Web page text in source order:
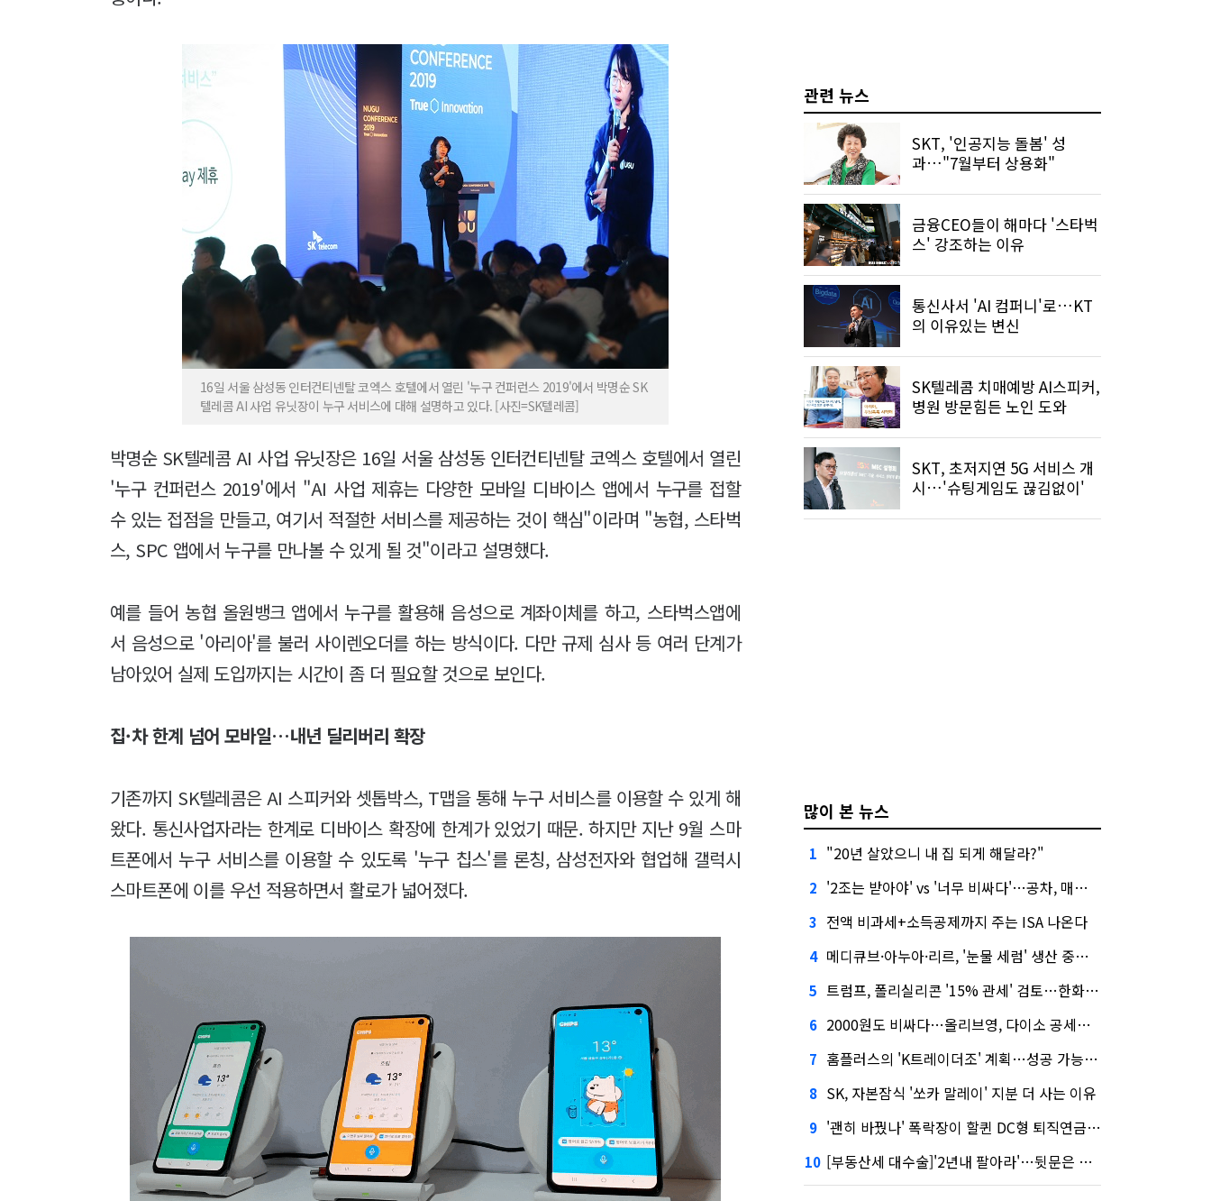
16일 서울 삼성동 인터컨티넨탈 코엑스 호텔에서 열린 '누구 컨퍼런스 2019'에서 박명순 SK
텔레콤 AI 사업 유닛장이 누구 서비스에 대해 설명하고 있다. [사진=SK텔레콤]
박명순 SK텔레콤 AI 사업 유닛장은 16일 서울 삼성동 인터컨티넨탈 코엑스 호텔에서 열린
'누구 컨퍼런스 2019'에서 "AI 사업 제휴는 다양한 모바일 디바이스 앱에서 누구를 접할
수 있는 접점을 만들고, 여기서 적절한 서비스를 제공하는 것이 핵심"이라며 "농협, 스타벅
스, SPC 앱에서 누구를 만나볼 수 있게 될 것"이라고 설명했다.
예를 들어 농협 올원뱅크 앱에서 누구를 활용해 음성으로 계좌이체를 하고, 스타벅스앱에
서 음성으로 '아리아'를 불러 사이렌오더를 하는 방식이다. 다만 규제 심사 등 여러 단계가
남아있어 실제 도입까지는 시간이 좀 더 필요할 것으로 보인다.
집·차 한계 넘어 모바일…내년 딜리버리 확장
기존까지 SK텔레콤은 AI 스피커와 셋톱박스, T맵을 통해 누구 서비스를 이용할 수 있게 해
왔다. 통신사업자라는 한계로 디바이스 확장에 한계가 있었기 때문. 하지만 지난 9월 스마
트폰에서 누구 서비스를 이용할 수 있도록 '누구 칩스'를 론칭, 삼성전자와 협업해 갤럭시
스마트폰에 이를 우선 적용하면서 활로가 넓어졌다.
관련 뉴스
SKT, '인공지능 돌봄' 성
과…"7월부터 상용화"
금융CEO들이 해마다 '스타벅
스' 강조하는 이유
통신사서 'AI 컴퍼니'로…KT
의 이유있는 변신
SK텔레콤 치매예방 AI스피커,
병원 방문힘든 노인 도와
SKT, 초저지연 5G 서비스 개
시…'슈팅게임도 끊김없이'
많이 본 뉴스
1 "20년 살았으니 내 집 되게 해달라?"
2 '2조는 받아야' vs '너무 비싸다'…공차, 매각 성공할까
3 전액 비과세+소득공제까지 주는 ISA 나온다
4 메디큐브·아누아·리르, '눈물 세럼' 생산 중단한다
5 트럼프, 폴리실리콘 '15% 관세' 검토…한화큐셀·OCI 영향은?
6 2000원도 비싸다…올리브영, 다이소 공세에 '가성비'로 맞불
7 홈플러스의 'K트레이더조' 계획…성공 가능성은 '글쎄'
8 SK, 자본잠식 '쏘카 말레이' 지분 더 사는 이유
9 '괜히 바꿨나' 폭락장이 할퀸 DC형 퇴직연금…전문가 조언은
10 [부동산세 대수술]'2년내 팔아라'…뒷문은 열었다